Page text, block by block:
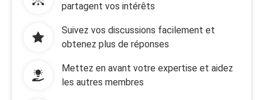
partagent vos intérêts
Suivez vos discussions facilement et
obtenez plus de réponses
Mettez en avant votre expertise et aidez
les autres membres